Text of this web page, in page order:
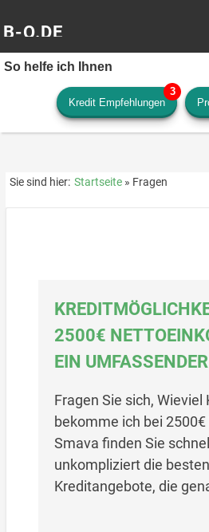
B-O.DE
So helfe ich Ihnen
Kredit Empfehlungen
Sie sind hier: Startseite Fragen
2500€
EIN
Fragen Sie sich, Wieviel
bekomme ich bei
Smava finden Sie
unkompliziert die besten
Kreditangebote, die